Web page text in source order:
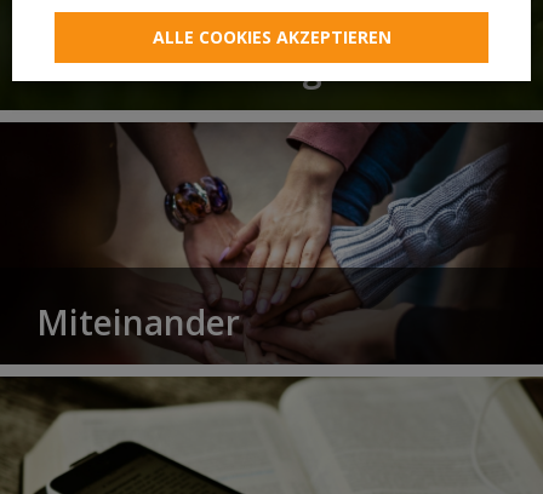
Glaubensfrühling
Miteinander
ALLE COOKIES AKZEPTIEREN